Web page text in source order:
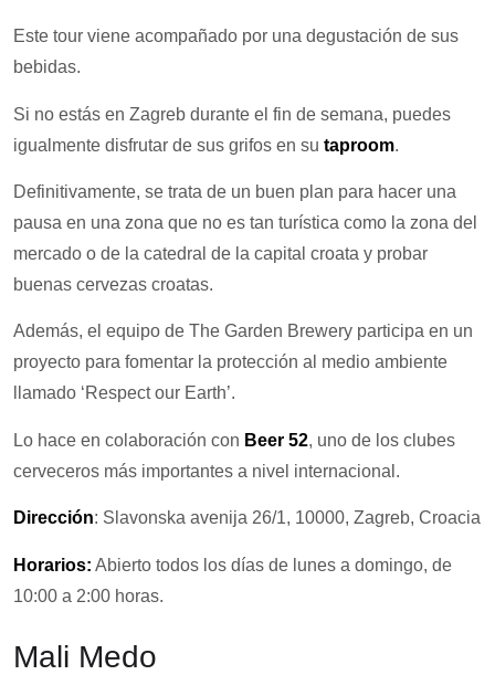
Este tour viene acompañado por una degustación de sus
bebidas.
Si no estás en Zagreb durante el fin de semana, puedes
igualmente disfrutar de sus grifos en su taproom.
Definitivamente, se trata de un buen plan para hacer una
pausa en una zona que no es tan turística como la zona del
mercado o de la catedral de la capital croata y probar
buenas cervezas croatas.
Además, el equipo de The Garden Brewery participa en un
proyecto para fomentar la protección al medio ambiente
llamado ‘Respect our Earth’.
Lo hace en colaboración con Beer 52, uno de los clubes
cerveceros más importantes a nivel internacional.
Dirección: Slavonska avenija 26/1, 10000, Zagreb, Croacia
Horarios: Abierto todos los días de lunes a domingo, de
10:00 a 2:00 horas.
Mali Medo